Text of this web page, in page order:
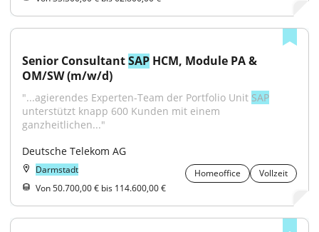
Senior Consultant SAP HCM, Module PA &
OM/SW (m/w/d)
"...agierendes Experten-Team der Portfolio Unit SAP
unterstützt knapp 600 Kunden mit einem
ganzheitlichen..."
Deutsche Telekom AG
Darmstadt Homeoffice
Vollzeit
Von 50.700,00 € bis 114.600,00 €